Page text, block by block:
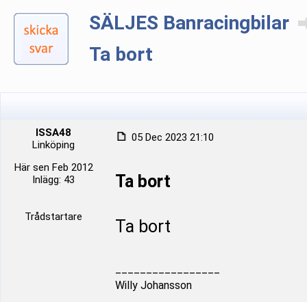
SÄLJES Banracingbilar
Ta bort
ISSA48
Linköping
Här sen Feb 2012
Inlägg: 43
Trådstartare
05 Dec 2023 21:10
Ta bort
Ta bort
Willy Johansson